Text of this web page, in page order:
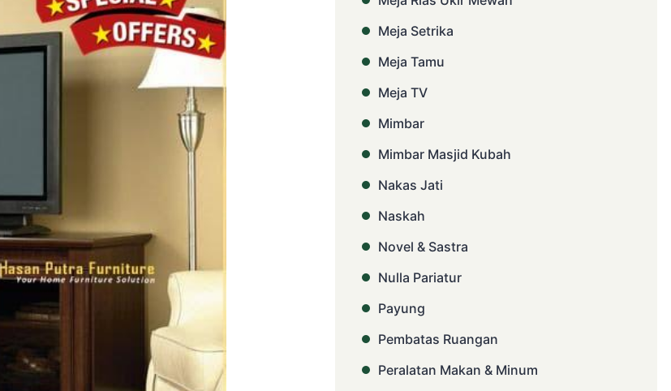
Meja Setrika
Meja Tamu
Meja TV
Mimbar
Mimbar Masjid Kubah
Nakas Jati
Naskah
Novel & Sastra
Nulla Pariatur
Payung
Pembatas Ruangan
Peralatan Makan & Minum